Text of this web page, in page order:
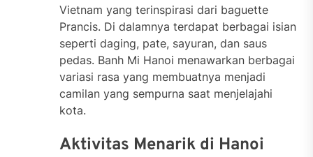
Vietnam yang terinspirasi dari baguette
Prancis. Di dalamnya terdapat berbagai isian
seperti daging, pate, sayuran, dan saus
pedas. Banh Mi Hanoi menawarkan berbagai
variasi rasa yang membuatnya menjadi
camilan yang sempurna saat menjelajahi
kota.
Aktivitas Menarik di Hanoi